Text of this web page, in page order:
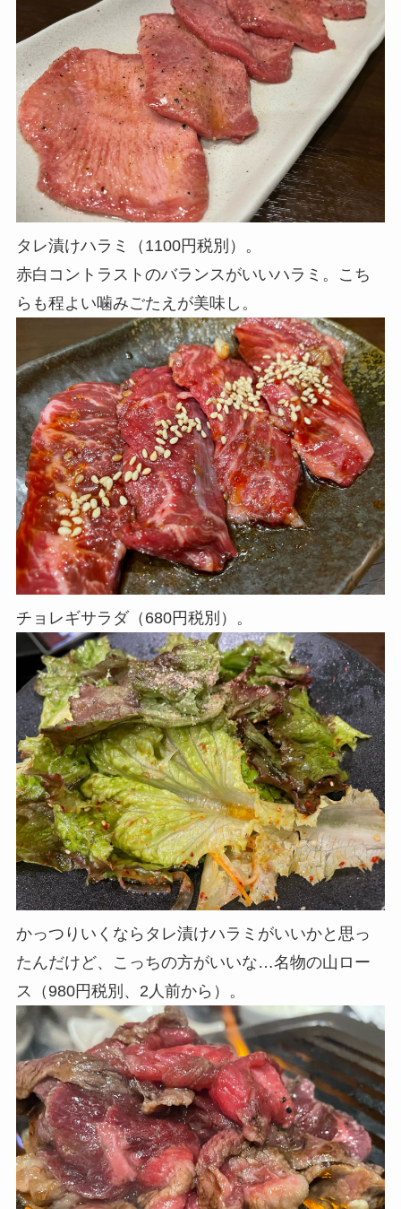
タレ漬けハラミ（1100円税別）。
赤白コントラストのバランスがいいハラミ。こち
らも程よい噛みごたえが美味し。
チョレギサラダ（680円税別）。
かっつりいくならタレ漬けハラミがいいかと思っ
たんだけど、こっちの方がいいな…名物の山ロー
ス（980円税別、2人前から）。